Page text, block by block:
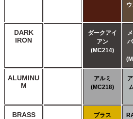
DARK
IRON
ダークアイ
アン
(MC214)
ALUMINU
M
アルミ
(MC218)
BRASS
ブラス